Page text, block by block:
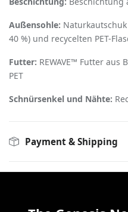
Außensohle:
40 %) und recycelten PET­-
Futter: REWAVE™ Futter
PET
Schnürsenkel und Nähte:
Payment & Shipping